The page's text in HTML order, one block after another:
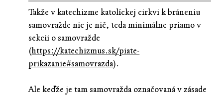
Takže v katechizme katolíckej cirkvi k bráneniu
samovražde nie je nič, teda minimálne priamo v
sekcii o samovražde
(https://katechizmus.sk/piate-
prikazanie#samovrazda).
Ale keďže je tam samovražda označovaná v zásade